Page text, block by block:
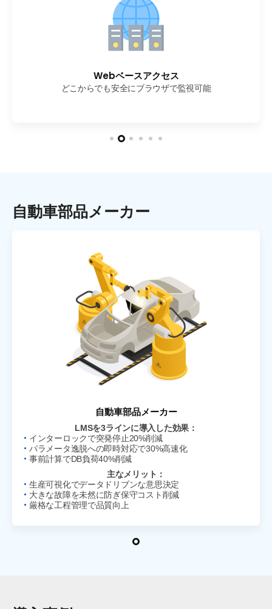
事前計算メトリクス
OEEや稼働率は事前計算し、サブセカンド応答・
Webベースアクセス
どこからでも安全にブラウザで監視可能
直感的UI
色分けダッシュボードとドリルダウンで設備状態を一目で把握
多様なアラーム・インターロック
シグナルタワー・SMS・メール・KakaoTalk通知、
カスタム閾値ロジック
機種ごとに稼働/停止ルールや稼働率計算を柔軟設定
グローバル工場対応
海外拠点の事前計算データも一元集約し、集中監視
自動車部品メーカー
自動車部品メーカー
LMSを3ラインに導入した効果：
インターロックで突発停止20%削減
パラメータ逸脱への即時対応で30%高速化
事前計算でDB負荷40%削減
主なメリット：
生産可視化でデータドリブンな意思決定
大きな故障を未然に防ぎ保守コスト削減
厳格な工程管理で品質向上